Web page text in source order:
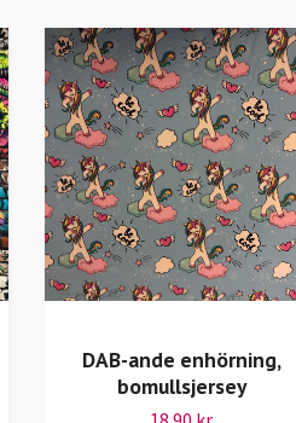
DAB-ande enhörning,
bomullsjersey